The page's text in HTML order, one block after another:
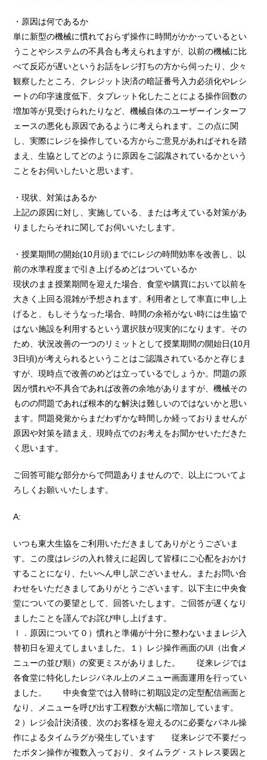
・原因は何であるか
単に新型の機械に慣れておらず操作に時間がかかっているとい
うことやシステムの不具合も考えられますが、以前の機械に比
べて反応が遅いというお話をレジ打ちの方から伺ったり、少々
観察したところ、クレジット決済の暗証番号入力必須化やレシ
ートの印字速度低下、タブレット化したことによる操作回数の
増加等が見受けられたりなど、機械自体のユーザーインターフ
ェースの悪化も原因であるように考えられます。この点に関
し、実際にレジを操作している方からご意見があればそれを踏
まえ、生協としてどのように原因をご認識されているかという
ことをお伺いしたいと思います。
・現状、対策はあるか
上記の原因に対し、実施している、または考えている対策があ
りましたらそれに関してお伺いいたします。
・授業期間の開始(10月頭)までにレジの時間効率を改善し、以
前の水準程度まで引き上げるめどはついているか
現状のまま授業期間を迎えた場合、食堂や購買において以前を
大きく上回る混雑が予想されます。利用者として率直に申し上
げると、もしそうなった場合、時間の余裕がない時には生協で
はない施設を利用するという選択肢が現実的になります。その
ため、状況改善の一つのリミットとして授業期間の開始日(10月
3日頃)が考えられるということはご認識されているかと存じま
すが、現時点で改善のめどは立っているでしょうか。問題の原
因が慣れや不具合であれば改善の余地がありますが、機械その
ものの問題であれば根本的な解決は難しいのではないかと思い
ます。問題発覚からまだわずかな時間しか経っておりませんが
原因や対策を踏まえ、現時点でのお考えをお聞かせいただきた
く思います。
ご回答可能な部分からで問題ありませんので、以上についてよ
ろしくお願いいたします。
A:
いつも東大生協をご利用いただきましてありがとうございま
す。この度はレジの入れ替えに起因して皆様にご心配をおかけ
することになり、たいへん申し訳ございません。またお問い合
わせをいただきましてありがとうございます。以下主に中央食
堂についての要望として、回答いたします。ご回答が遅くなり
ましたことを謹んでお詫び申し上げます。
Ⅰ．原因について０）慣れと準備が十分に整わないままレジ入
替初日を迎えてしまいました。１）レジ操作画面のUI（出食メ
ニューの並び順）の変更ミスがありました。 従来レジでは
各食堂に特化したレジパネル上のメニュー画面運用を行ってい
ました。 中央食堂では入替時に初期設定の定型配信画面と
なり、メニューを呼び出す工程数が大幅に増加しています。
２）レジ会計決済後、次のお客様を迎えるのに必要なパネル操
作によるタイムラグが発生しています 従来レジで不要だっ
たボタン操作が複数入っており、タイムラグ・ストレス要因と